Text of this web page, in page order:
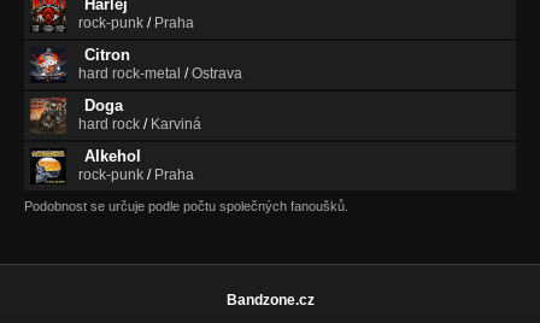
Harlej
rock-punk / Praha
Citron
hard rock-metal /Ostrava
Doga
hard rock / Karviná
Alkehol
rock-punk / Praha
Podobnost se určuje podle počtu společných fanoušků.
Bandzone.cz